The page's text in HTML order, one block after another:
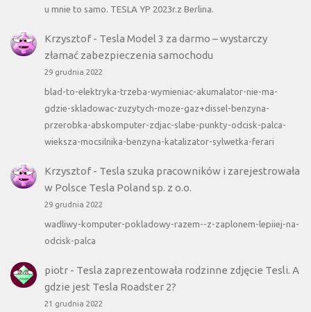
u mnie to samo. TESLA YP 2023r.z Berlina.
Krzysztof- Tesla Model 3 za darmo – wystarczy
złamać zabezpieczenia samochodu
29 grudnia 2022
blad-to-elektryka-trzeba-wymieniac-akumalator-nie-ma-
gdzie-skladowac-zuzytych-moze-gaz+dissel-benzyna-
przerobka-abskomputer-zdjac-slabe-punkty-odcisk-palca-
wieksza-mocsilnika-benzyna-katalizator-sylwetka-ferari
Krzysztof- Tesla szuka pracowników i zarejestrowała
w Polsce Tesla Poland sp. z o.o.
29 grudnia 2022
wadliwy-komputer-pokladowy-razem--z-zaplonem-lepiiej-na-
odcisk-palca
piotr- Tesla zaprezentowała rodzinne zdjęcie Tesli. A
gdzie jest Tesla Roadster 2?
21 grudnia 2022